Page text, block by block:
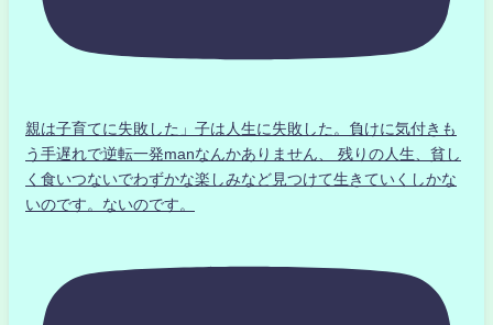
親は子育てに失敗した」子は人生に失敗した。負けに気付きも
う手遅れで逆転一発manなんかありません、 残りの人生、貧し
く食いつないでわずかな楽しみなど見つけて生きていくしかな
いのです。ないのです。